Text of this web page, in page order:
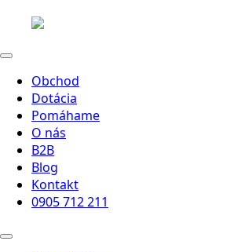
Obchod
Dotácia
Pomáhame
O nás
B2B
Blog
Kontakt
0905 712 211